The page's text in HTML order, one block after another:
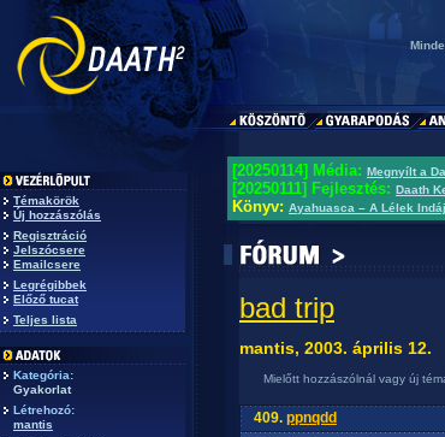
Témakörök
Új hozzászólás
Regisztráció
Jelszócsere
Emailcsere
Legrégibbek
Előző tucat
Teljes lista
Kategória:
Gyakorlat
Létrehozó:
mantis
[20250114] Média: Megnyílt a
[20250111] Fejlesztés: Daath
Könyv: Ayahuasca – A Lélek
bad trip
mantis, 2003. április 12.
Mielőtt hozzászólnál vagy új
409. ppnqdd